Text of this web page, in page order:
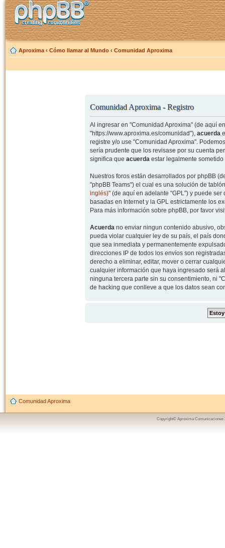
Aproxima ‹ Cómo llamar al Mundo ‹ Comunidad Aproxima
Comunidad Aproxima - Registro
Al ingresar en "Comunidad Aproxima" (de aquí
"https://www.aproxima.es/comunidad"), acuerda
registre y/o use "Comunidad Aproxima".
sería prudente que los revisase por su cuenta
significa que acuerdaestar legalmente sometido
Nuestros foros están desarrollados por phpBB
"phpBB Teams") el cual es una solución de
inglés)" (de aquí en adelante "GPL") y puede
basadas en Internet y la GPL estrictamente los
Para más información sobre phpBB, por favor
Acuerdano enviar ningun contenido abusivo,
pueda violar cualquier ley de su país, el país
que sea inmediata y permanentemente
direcciones IP de todos los envíos son
derecho a eliminar, editar, mover o cerrar
cualquier información que haya ingresado será
ninguna tercera parte sin su consentimiento, ni
de hacking que conlleve a que los datos sean
Comunidad Aproxima
Copyright© Aproxima Comunicaciones